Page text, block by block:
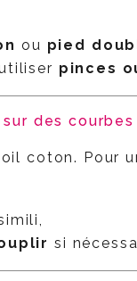
ou pied
pinces
des courbes
coton. Pour
si